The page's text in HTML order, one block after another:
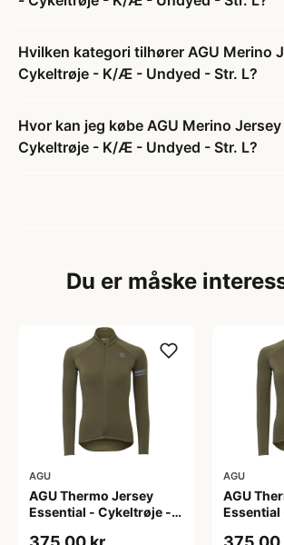
Hvilken kategori tilhører AGU Merino
Cykeltrøje - K/Æ - Undyed - Str. L?
Hvor kan jeg købe AGU Merino Jersey
Cykeltrøje - K/Æ - Undyed - Str. L?
Du er måske
AGU
AGU Thermo Jersey
Essential - Cykeltrøje -
AGU
AGU